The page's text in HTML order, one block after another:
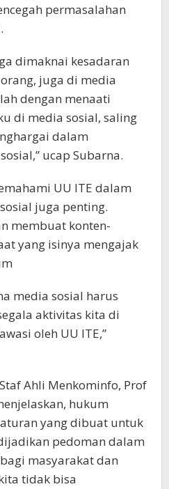
permasalahan
dimaknai kesadaran
juga di media
dengan menaati
di media sosial, saling
dalam
ucap Subarna.
UU ITE dalam
juga penting.
membuat konten-
yang isinya mengajak
media sosial harus
aktivitas kita di
oleh UU ITE,”
Ahli Menkominfo, Prof
hukum
yang dibuat untuk
pedoman dalam
masyarakat dan
tidak bisa